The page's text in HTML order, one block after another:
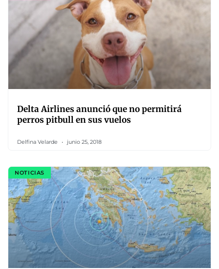
Delta Airlines anunció que no permitirá
perros pitbull en sus vuelos
Delfina Velarde junio 25, 2018
NOTICIAS